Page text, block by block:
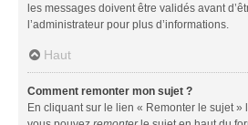
les messages doivent être validés avant
l’administrateur pour plus d’informations.
Haut
Comment remonter mon sujet ?
En cliquant sur le lien « Remonter le sujet »